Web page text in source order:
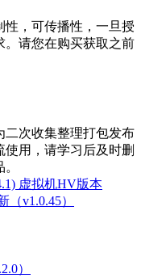
，可传播性，一旦授
。请您在购买获取之前
二次收集整理打包发布
用，请学习后及时删
虚拟机HV版本
（v1.0.45）